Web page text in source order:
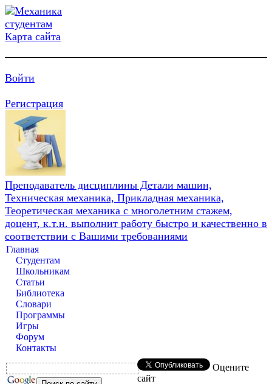
Карта сайта
Войти
Регистрация
Преподаватель дисциплины Детали машин,
Техническая механика, Прикладная механика,
Теоретическая механика с многолетним стажем,
доцент, к.т.н. выполнит работу быстро и качественно в
соответствии с Вашими требованиями
Главная
Студентам
Школьникам
Статьи
Библиотека
Словари
Программы
Игры
Форум
Контакты
Оцените
сайт